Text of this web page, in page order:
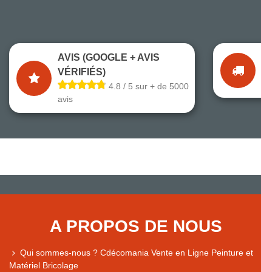
AVIS (GOOGLE + AVIS
VÉRIFIÉS)
4.8 / 5 sur + de 5000
avis
A PROPOS DE NOUS
Qui sommes-nous ? Cdécomania Vente en Ligne Peinture et
Matériel Bricolage